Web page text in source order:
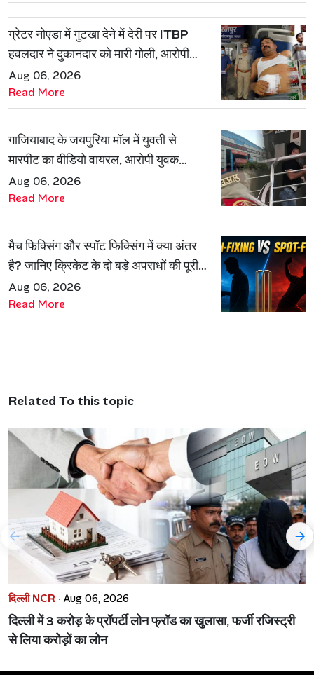
ग्रेटर नोएडा में गुटखा देने में देरी पर ITBP
हवलदार ने दुकानदार को मारी गोली, आरोपी
गिरफ्तार
Aug 06, 2026
Read More
गाजियाबाद के जयपुरिया मॉल में युवती से
मारपीट का वीडियो वायरल, आरोपी युवक
हिरासत में
Aug 06, 2026
Read More
मैच फिक्सिंग और स्पॉट फिक्सिंग में क्या अंतर
है? जानिए क्रिकेट के दो बड़े अपराधों की पूरी
कहानी
Aug 06, 2026
Read More
Related To this topic
दिल्ली NCR · Aug 06, 2026
दिल्ली में 3 करोड़ के प्रॉपर्टी लोन फ्रॉड का खुलासा, फर्जी रजिस्ट्री
से लिया करोड़ों का लोन